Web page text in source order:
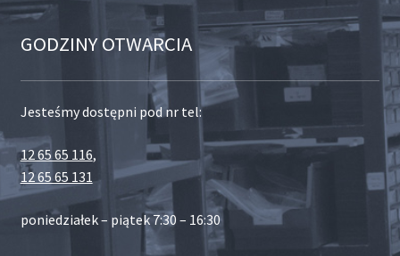
GODZINY OTWARCIA
Jesteśmy dostępni pod nr tel:
12 65 65 116,
12 65 65 131
poniedziałek – piątek 7:30 – 16:30